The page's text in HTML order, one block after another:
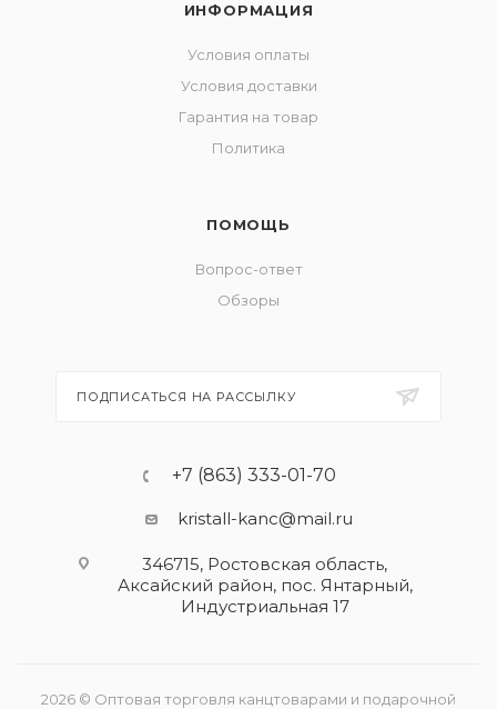
ИНФОРМАЦИЯ
Условия оплаты
Условия доставки
Гарантия на товар
Политика
ПОМОЩЬ
Вопрос-ответ
Обзоры
ПОДПИСАТЬСЯ НА РАССЫЛКУ
+7 (863) 333-01-70
kristall-kanc@mail.ru
346715, Ростовская область​,
Аксайский район, пос. Янтарный,
Индустриальная 17
2026 © Оптовая торговля канцтоварами и подарочной